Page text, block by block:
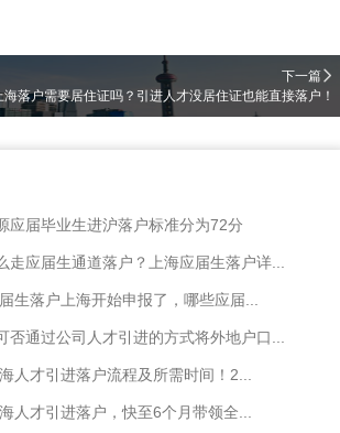
下一篇
海落户需要居住证吗？引进人才没居住证也能直接落户！
应届毕业生进沪落户标准分为72分
走应届生通道落户？上海应届生落户详...
生落户上海开始申报了，哪些应届...
否通过公司人才引进的方式将外地户口...
人才引进落户流程及所需时间！2...
人才引进落户，快至6个月带领全...